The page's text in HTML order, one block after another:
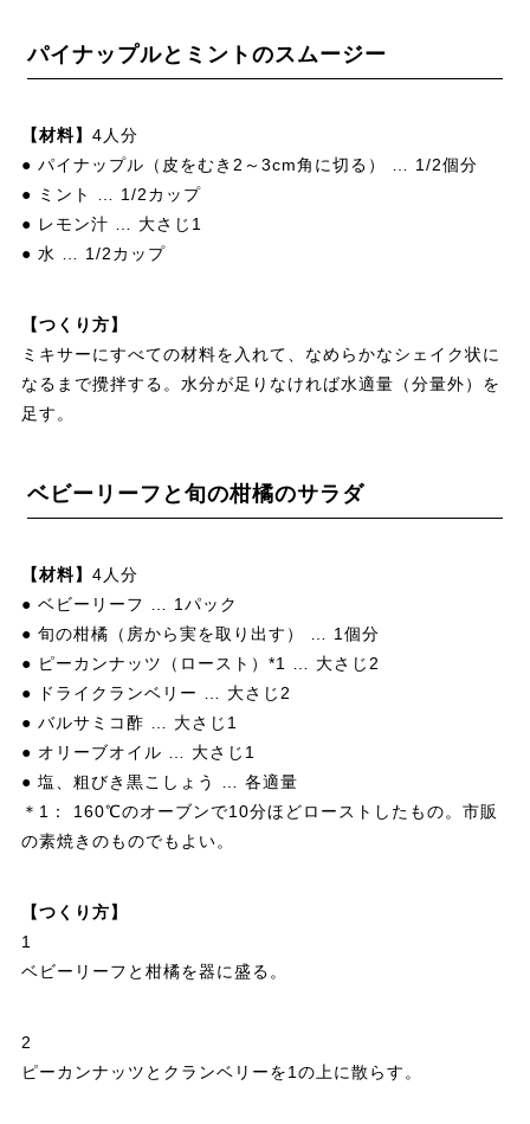
パイナップルとミントのスムージー
【材料】 4人分
● パイナップル（皮をむき2～3cm角に切る） … 1/2個分
● ミント … 1/2カップ
● レモン汁 … 大さじ1
● 水 … 1/2カップ
【つくり方】
ミキサーにすべての材料を入れて、なめらかなシェイク状に
なるまで攪拌する。水分が足りなければ水適量（分量外）を
足す。
ベビーリーフと旬の柑橘のサラダ
【材料】 4人分
● ベビーリーフ … 1パック
● 旬の柑橘（房から実を取り出す） … 1個分
● ピーカンナッツ（ロースト）*1 … 大さじ2
● ドライクランベリー … 大さじ2
● バルサミコ酢 … 大さじ1
● オリーブオイル … 大さじ1
● 塩、粗びき黒こしょう … 各適量
＊1： 160℃のオーブンで10分ほどローストしたもの。市販
の素焼きのものでもよい。
【つくり方】
1
ベビーリーフと柑橘を器に盛る。
2
ピーカンナッツとクランベリーを1の上に散らす。